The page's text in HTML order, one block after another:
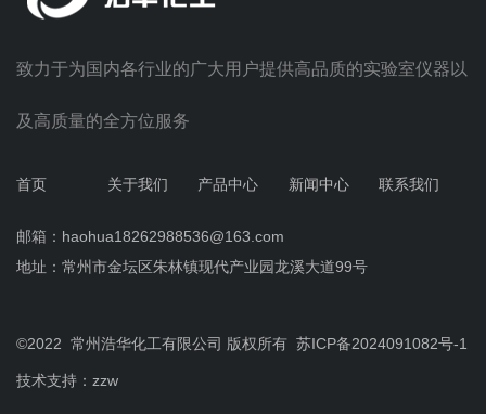
致力于为国内各行业的广大用户提供高品质的实验室仪器以
及高质量的全方位服务
首页 关于我们 产品中心 新闻中心 联系我们
邮箱：haohua18262988536@163.com
地址：常州市金坛区朱林镇现代产业园龙溪大道99号
©2022 常州浩华化工有限公司 版权所有 苏ICP备2024091082号-1
技术支持： zzw